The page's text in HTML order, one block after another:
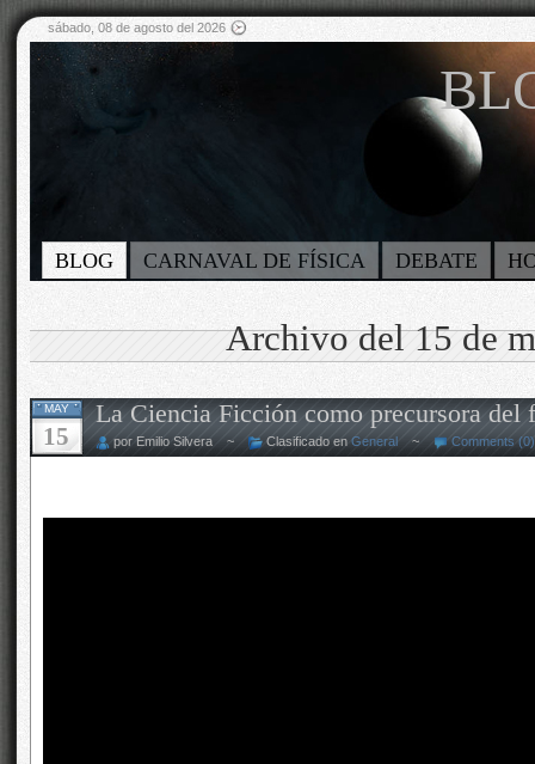
sábado, 08 de agosto del 2026
BLOG CARNAVAL DE FÍSICA DEBATE
Archivo del 15 de
MAY
15
La Ciencia Ficción como precursora del
por Emilio Silvera ~ Clasificado en General ~ Comments (0)